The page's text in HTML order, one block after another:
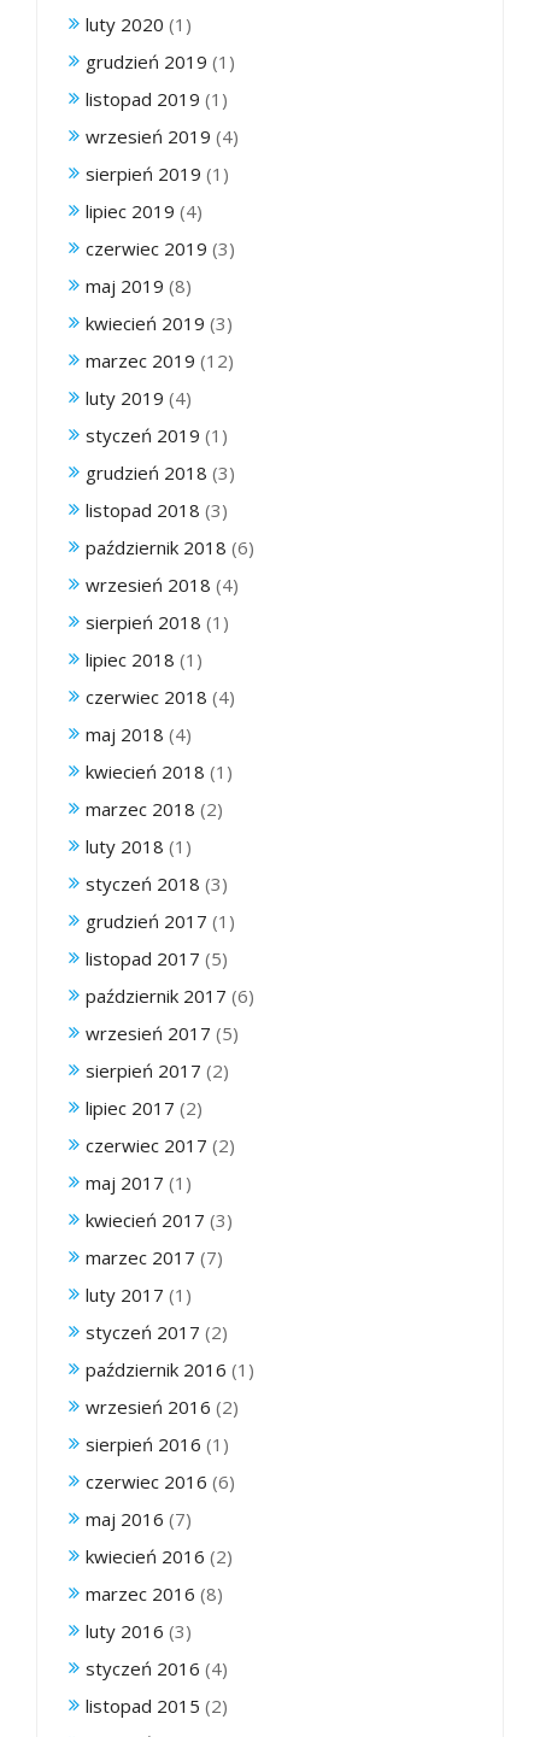
luty 2020 (1)
grudzień 2019 (1)
listopad 2019 (1)
wrzesień 2019 (4)
sierpień 2019 (1)
lipiec 2019 (4)
czerwiec 2019 (3)
maj 2019 (8)
kwiecień 2019 (3)
marzec 2019 (12)
luty 2019 (4)
styczeń 2019 (1)
grudzień 2018 (3)
listopad 2018 (3)
październik 2018 (6)
wrzesień 2018 (4)
sierpień 2018 (1)
lipiec 2018 (1)
czerwiec 2018 (4)
maj 2018 (4)
kwiecień 2018 (1)
marzec 2018 (2)
luty 2018 (1)
styczeń 2018 (3)
grudzień 2017 (1)
listopad 2017 (5)
październik 2017 (6)
wrzesień 2017 (5)
sierpień 2017 (2)
lipiec 2017 (2)
czerwiec 2017 (2)
maj 2017 (1)
kwiecień 2017 (3)
marzec 2017 (7)
luty 2017 (1)
styczeń 2017 (2)
październik 2016 (1)
wrzesień 2016 (2)
sierpień 2016 (1)
czerwiec 2016 (6)
maj 2016 (7)
kwiecień 2016 (2)
marzec 2016 (8)
luty 2016 (3)
styczeń 2016 (4)
listopad 2015 (2)